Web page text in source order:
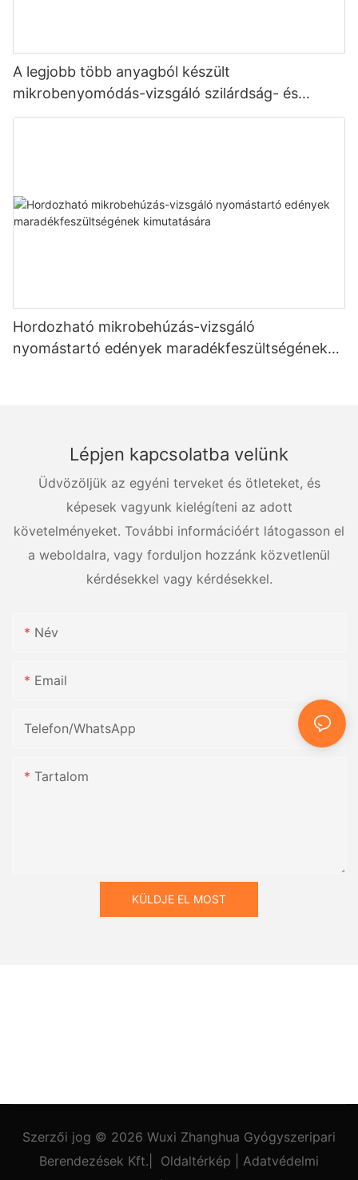
A legjobb több anyagból készült
mikrobenyomódás-vizsgáló szilárdság- és
feszültségméréshez - Zhanghua Dryer
Hordozható mikrobehúzás-vizsgáló
nyomástartó edények maradékfeszültségének
Lépjen kapcsolatba velünk
Üdvözöljük az egyéni terveket és ötleteket, és
képesek vagyunk kielégíteni az adott
követelményeket. További információért látogasson el
a weboldalra, vagy forduljon hozzánk közvetlenül
kérdésekkel vagy kérdésekkel.
Név
Email
Telefon/WhatsApp
Tartalom
KÜLDJE EL MOST
Szerzői jog © 2026 Wuxi Zhanghua Gyógyszeripari
Berendezések Kft.
Oldaltérkép
Adatvédelmi